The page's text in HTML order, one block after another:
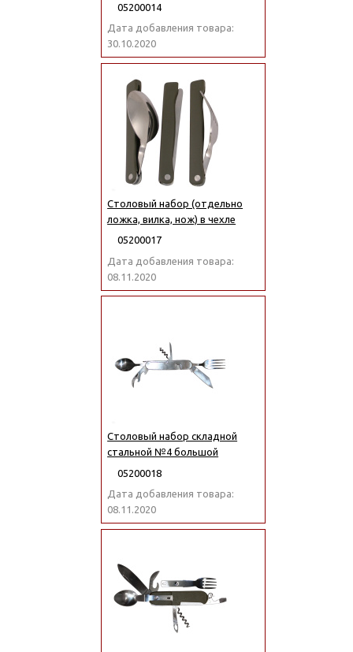
05200014
Дата добавления товара:
30.10.2020
Столовый набор (отдельно
ложка, вилка, нож) в чехле
05200017
Дата добавления товара:
08.11.2020
Столовый набор складной
стальной №4 большой
05200018
Дата добавления товара:
08.11.2020